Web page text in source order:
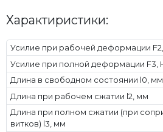
Характиристики:
Усилие при рабочей деформации
Усилие при полной деформации F3,
Длина в свободном состоянии l0, мм
Длина при рабочем сжатии l2, мм
Длина при полном сжатии (при
витков) l3, мм